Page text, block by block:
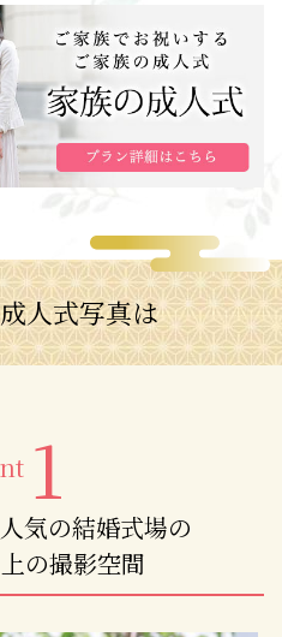
人式写真は
1
気の結婚式場の
の撮影空間